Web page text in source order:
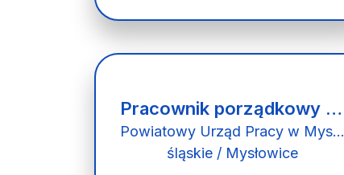
Pracownik porządkowy - kosiarz (k/m)
Powiatowy Urząd Pracy w Mysłowicach
śląskie / Mysłowice